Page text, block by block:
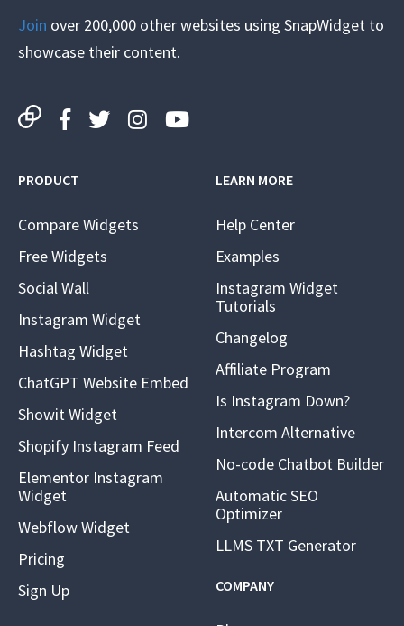
Join over 200,000 other websites using SnapWidget to
showcase their content.
PRODUCT
Compare Widgets
Free Widgets
Social Wall
Instagram Widget
Hashtag Widget
ChatGPT Website Embed
Showit Widget
Shopify Instagram Feed
Elementor Instagram
Widget
Webflow Widget
Pricing
Sign Up
LEARN MORE
Help Center
Examples
Instagram Widget
Tutorials
Changelog
Affiliate Program
Is Instagram Down?
Intercom Alternative
No-code Chatbot Builder
Automatic SEO
Optimizer
LLMS TXT Generator
COMPANY